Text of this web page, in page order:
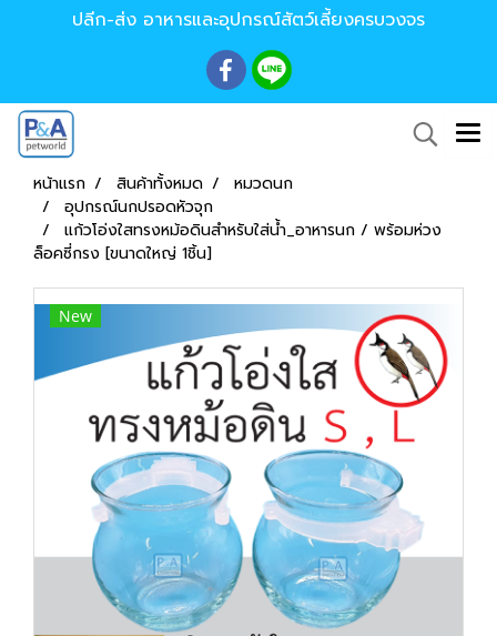
ปลีก-ส่ง อาหารและอุปกรณ์สัตว์เลี้ยงครบวงจร
หน้าแรก สินค้าทั้งหมด
หมวดนก
อุปกรณ์นกปรอดหัวจุก
แก้วโอ่งใสทรงหม้อดินสำหรับใส่น้ำ_อาหารนก / พร้อมห่วง
ล็อคซี่กรง [ขนาดใหญ่ 1ชิ้น]
New